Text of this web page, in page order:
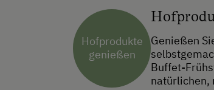
Hofprodukte
genießen
Genießen
Buffet-
natürlichen,